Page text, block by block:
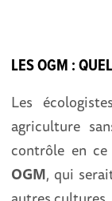
LES OGM :
Les
agriculture
contrôle en
OGM, qui